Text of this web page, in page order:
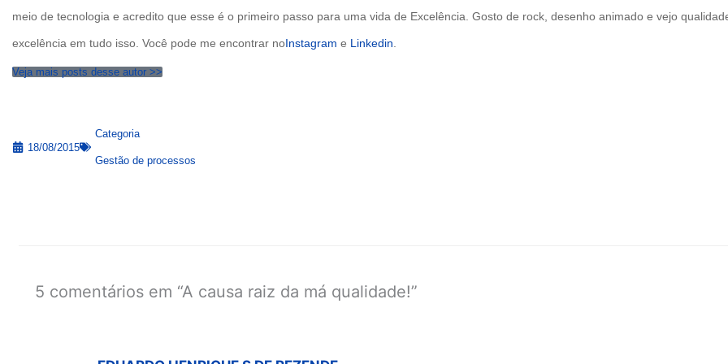
meio de tecnologia e acredito que esse é o primeiro passo para uma vida de Excelência. Gosto de rock, desenho animado e vejo
excelência em tudo isso. Você pode me encontrar noInstagram e Linkedin
Veja mais posts desse autor >>
18/08/2015
Categoria
Gestão de processos
5 comentários em “A causa raiz da má qualidade!”